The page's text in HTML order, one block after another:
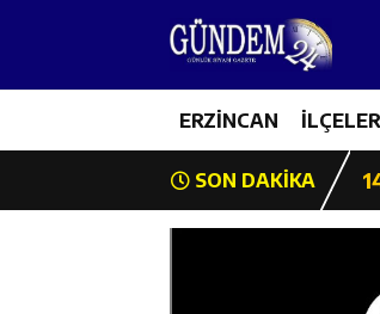
ERZİNCAN İLÇELER
SON DAKİKA